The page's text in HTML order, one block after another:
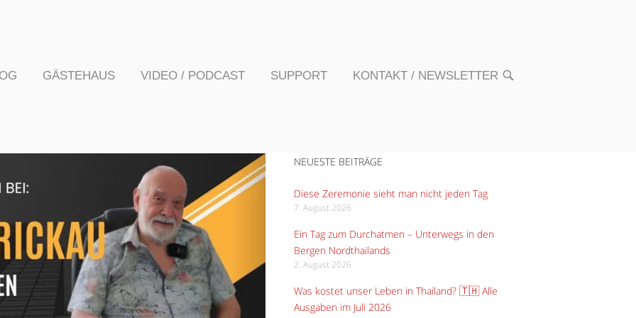
GÄSTEHAUS VIDEO / PODCAST SUPPORT KONTAKT / NEWSLETTER OPEN
NEUESTE BEITRÄGE
Diese Zeremonie sieht man nicht jeden Tag
7. August 2026
Ein Tag zum Durchatmen – Unterwegs in den
Bergen Nordthailands
2. August 2026
Was kostet unser Leben in Thailand? 🇹🇭 Alle
Ausgaben im Juli 2026